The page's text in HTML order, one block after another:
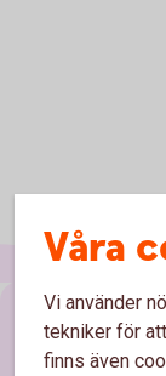
Våra
Vi använder
tekniker för
finns även
Sidfot
Hitta